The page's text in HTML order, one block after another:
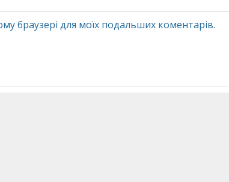
браузері для моїх подальших коментарів.